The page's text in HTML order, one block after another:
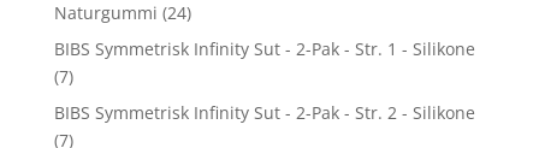
Naturgummi (24)
BIBS Symmetrisk Infinity Sut - 2-Pak - Str. 1 - Silikone
(7)
BIBS Symmetrisk Infinity Sut - 2-Pak - Str. 2 - Silikone
(7)